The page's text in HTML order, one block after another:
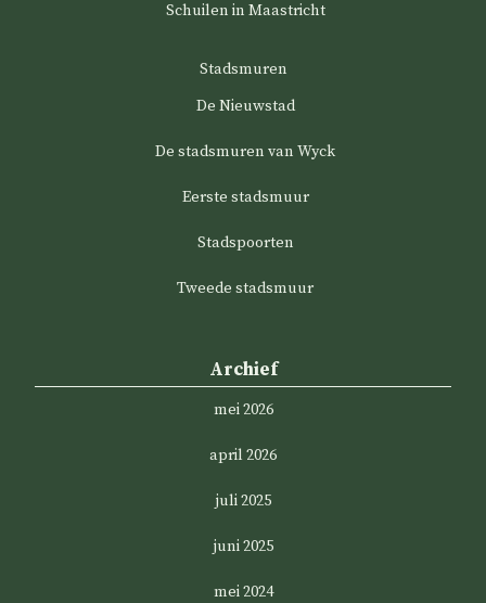
Schuilen in Maastricht
Stadsmuren
De Nieuwstad
De stadsmuren van Wyck
Eerste stadsmuur
Stadspoorten
Tweede stadsmuur
Archief
mei 2026
april 2026
juli 2025
juni 2025
mei 2024